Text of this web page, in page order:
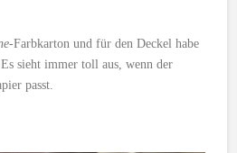
-Farbkarton und für den Deckel habe
sieht immer toll aus, wenn der
passt.